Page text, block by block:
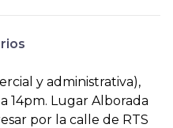
y administrativa),
14pm. Lugar Alborada
por la calle de RTS